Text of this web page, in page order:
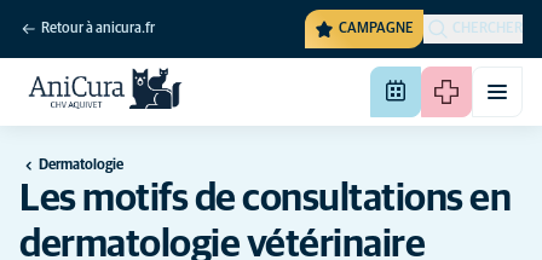
Retour à anicura.fr CAMPAGNE CHERCHER
Dermatologie
Les motifs de consultations en
dermatologie vétérinaire